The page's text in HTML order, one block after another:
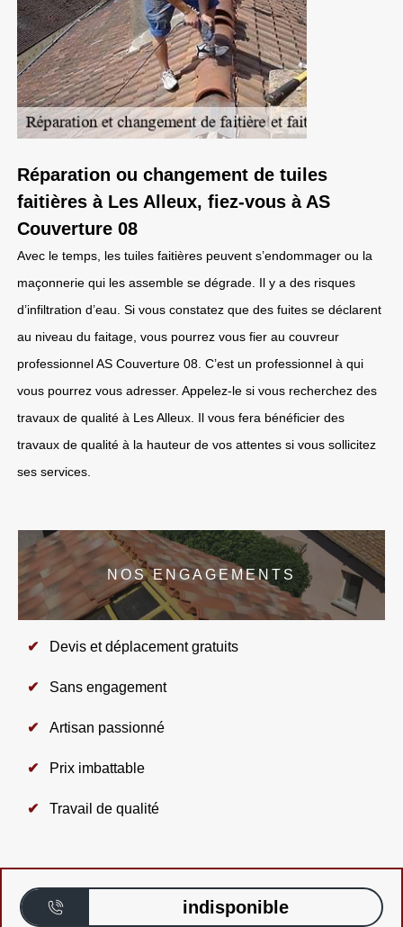
Réparation ou changement de tuiles
faitières à Les Alleux, fiez-vous à AS
Couverture 08
Avec le temps, les tuiles faitières peuvent s’endommager ou la
maçonnerie qui les assemble se dégrade. Il y a des risques
d’infiltration d’eau. Si vous constatez que des fuites se déclarent
au niveau du faitage, vous pourrez vous fier au couvreur
professionnel AS Couverture 08. C’est un professionnel à qui
vous pourrez vous adresser. Appelez-le si vous recherchez des
travaux de qualité à Les Alleux. Il vous fera bénéficier des
travaux de qualité à la hauteur de vos attentes si vous sollicitez
ses services.
NOS ENGAGEMENTS
Devis et déplacement gratuits
Sans engagement
Artisan passionné
Prix imbattable
Travail de qualité
indisponible